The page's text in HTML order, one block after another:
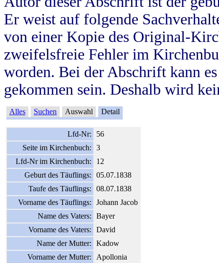
Er weist auf folgende
von einer Kopie des Original-
zweifelsfreie Fehler im
worden. Bei der Abschrift kann
gekommen sein. Deshalb wird
Alles Suchen Auswahl Detail
Lfd-Nr:
56
Seite im Kirchenbuch:
3
Lfd-Nr im Kirchenbuch:
12
Geburt des Täuflings:
05.07.1838
Taufe des Täuflings:
08.07.1838
Vorname des Täuflings:
Johann Jacob
Name des Vaters:
Bayer
Vorname des Vaters:
David
Name der Mutter:
Kadow
Vorname der Mutter:
Apollonia